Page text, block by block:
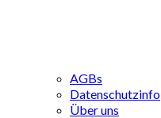
AGBs
Datenschutzinfo
Über uns